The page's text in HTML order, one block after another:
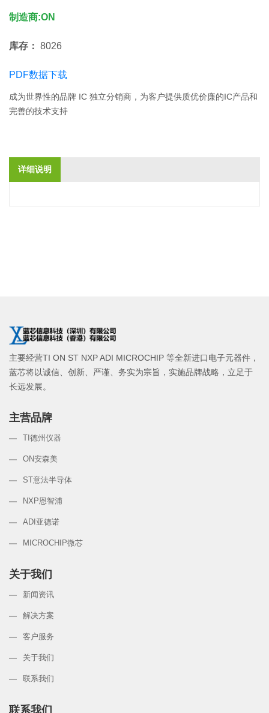
制造商:ON
库存： 8026
PDF数据下载
成为世界性的品牌 IC 独立分销商，为客户提供质优价廉的IC产品和
完善的技术支持
详细说明
主要经营TI ON ST NXP ADI MICROCHIP 等全新进口电子元器件，
蓝芯将以诚信、创新、严谨、务实为宗旨，实施品牌战略，立足于
长远发展。
主营品牌
TI德州仪器
ON安森美
ST意法半导体
NXP恩智浦
ADI亚德诺
MICROCHIP微芯
关于我们
新闻资讯
解决方案
客户服务
关于我们
联系我们
联系我们